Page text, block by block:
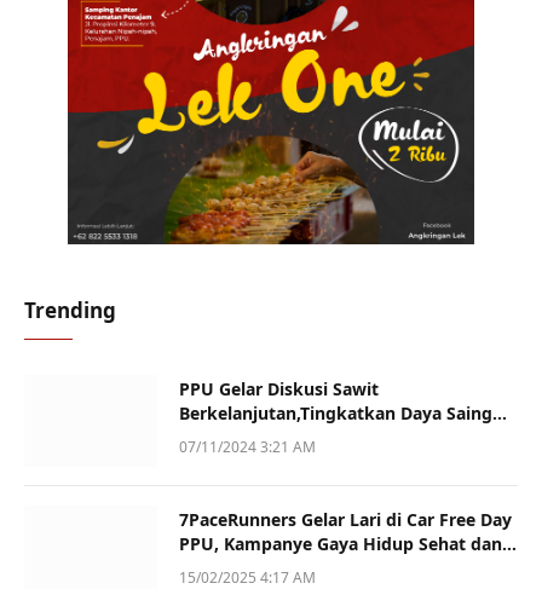
Trending
PPU Gelar Diskusi Sawit
Berkelanjutan,Tingkatkan Daya Saing
dan Kualitas
07/11/2024 3:21 AM
7PaceRunners Gelar Lari di Car Free Day
PPU, Kampanye Gaya Hidup Sehat dan
Dukung UMKM
15/02/2025 4:17 AM